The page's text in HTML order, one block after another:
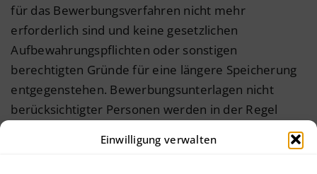
Einwilligung verwalten
für das Bewerbungsverfahren nicht mehr
erforderlich sind und keine gesetzlichen
Aufbewahrungspflichten oder sonstigen
berechtigten Gründe für eine längere Speicherung
entgegenstehen. Bewerbungsunterlagen nicht
berücksichtigter Personen werden in der Regel
Bewerbungsverfahrens gelöscht.